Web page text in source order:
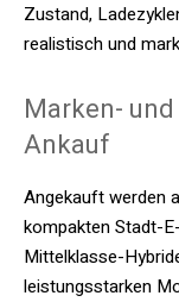
Zustand,
realistisch und
Marken-
Ankauf
Angekauft werden
kompakten Stadt-
Mittelklasse-
leistungsstarken